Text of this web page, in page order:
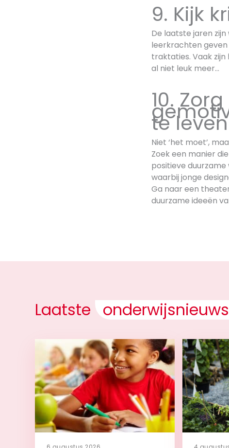
9. Kijk
De laatste jaren
leerkrachten geven
traktaties. Vaak
al niet leuk meer…
10.
te leven
Niet ‘het moet’,
Zoek een manier
positieve
waarbij jonge
Ga naar een
duurzame ideeën
Laatste onderwijsnieuws